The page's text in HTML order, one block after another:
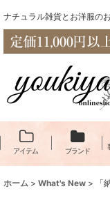
ナチュラル雑貨とお洋服の
アイテム ブランド
ホーム > What's New > 「